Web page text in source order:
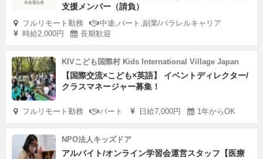
支援メンバー（請負）
フルリモート勤務
中途,パート,副業/パラレルキャリア
時給2,000円
長期歓迎
KIVこども国際村 Kids International Village Japan
【国際交流×こども×英語】 イベントディレクター/
クラスマネージャー募集！
フルリモート勤務 パート 日給7,000円 1年からOK
NPO法人キッズドア
アルバイト/オンライン学習会運営スタッフ【医療